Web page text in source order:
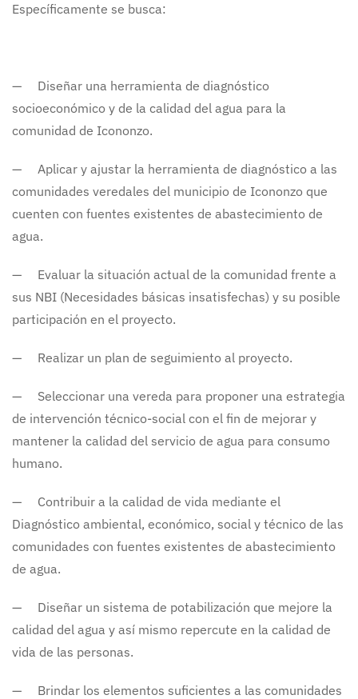
Específicamente se busca:
— Diseñar una herramienta de diagnóstico
socioeconómico y de la calidad del agua para la
comunidad de Icononzo.
— Aplicar y ajustar la herramienta de diagnóstico a las
comunidades veredales del municipio de Icononzo que
cuenten con fuentes existentes de abastecimiento de
agua.
— Evaluar la situación actual de la comunidad frente a
sus NBI (Necesidades básicas insatisfechas) y su posible
participación en el proyecto.
— Realizar un plan de seguimiento al proyecto.
— Seleccionar una vereda para proponer una estrategia
de intervención técnico-social con el fin de mejorar y
mantener la calidad del servicio de agua para consumo
humano.
— Contribuir a la calidad de vida mediante el
Diagnóstico ambiental, económico, social y técnico de las
comunidades con fuentes existentes de abastecimiento
de agua.
— Diseñar un sistema de potabilización que mejore la
calidad del agua y así mismo repercute en la calidad de
vida de las personas.
— Brindar los elementos suficientes a las comunidades